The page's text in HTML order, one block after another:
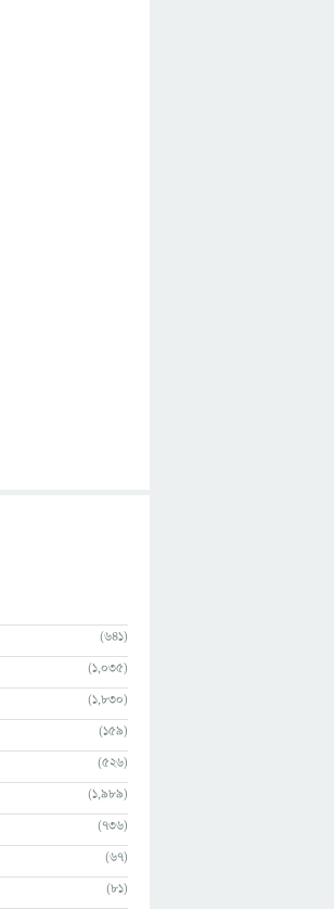
(641)
(1,035)
(1,830)
(159)
(526)
(1,989)
(736)
(67)
(81)